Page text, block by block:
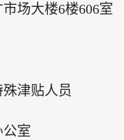
场大楼6楼606室
津贴人员
室